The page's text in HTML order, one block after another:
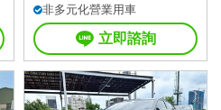
非多元化營業用車
立即諮詢